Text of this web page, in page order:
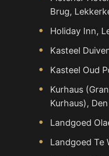
Brug,
Holiday Inn,
Kasteel
Kasteel Oud
Kurhaus
Kurhaus),
Landgoed
Landgoed Te